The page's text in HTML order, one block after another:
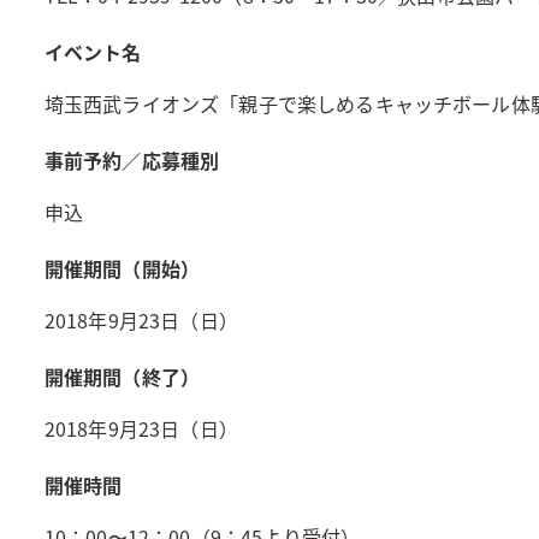
イベント名
埼玉西武ライオンズ「親子で楽しめるキャッチボール体
事前予約／応募種別
申込
開催期間（開始）
2018年9月23日（日）
開催期間（終了）
2018年9月23日（日）
開催時間